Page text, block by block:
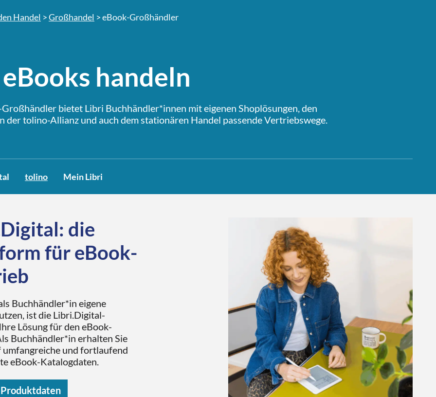
Handel >Großhandel >eBook-Großhändler
handeln
bietet Libri Buchhändler*innen mit eigenen Shoplösungen, den
der tolino-Allianz und auch dem stationären Handel passende Vertriebswege.
tolino Mein Libri
die
für eBook-
Buchhändler*in eigene
ist die Libri.Digital-
Lösung für den eBook-
Buchhändler*in erhalten Sie
und fortlaufend
eBook-Katalogdaten.